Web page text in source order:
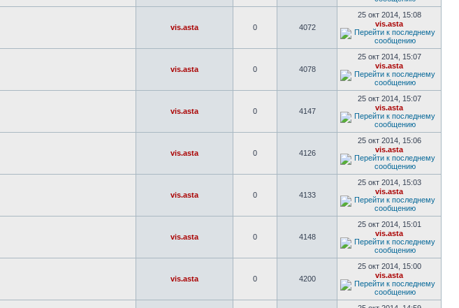
vis.asta 0 4072
25 окт 2014, 15:08
vis.asta
vis.asta 0 4078
25 окт 2014, 15:07
vis.asta
vis.asta 0 4147
25 окт 2014, 15:07
vis.asta
vis.asta 0 4126
25 окт 2014, 15:06
vis.asta
vis.asta 0 4133
25 окт 2014, 15:03
vis.asta
vis.asta 0 4148
25 окт 2014, 15:01
vis.asta
vis.asta 0 4200
25 окт 2014, 15:00
vis.asta